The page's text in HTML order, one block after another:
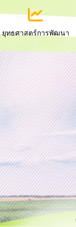
ยุทธศาสตร์การพัฒนา